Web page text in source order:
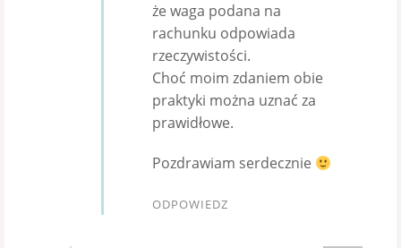
że waga podana na
rachunku odpowiada
rzeczywistości.
Choć moim zdaniem obie
praktyki można uznać za
prawidłowe.
Pozdrawiam serdecznie
ODPOWIEDZ